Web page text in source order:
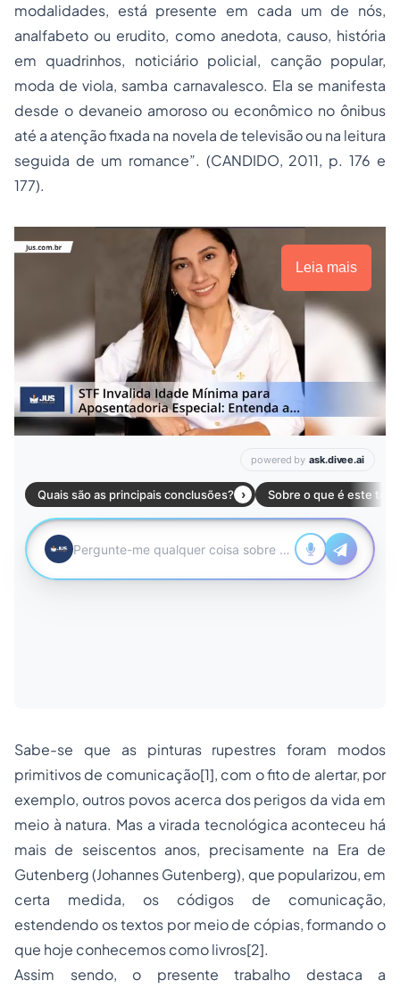
modalidades, está presente em cada um de nós,
analfabeto ou erudito, como anedota, causo, história
em quadrinhos, noticiário policial, canção popular,
moda de viola, samba carnavalesco. Ela se manifesta
desde o devaneio amoroso ou econômico no ônibus
até a atenção fixada na novela de televisão ou na leitura
seguida de um romance”. (CANDIDO, 2011, p. 176 e
177).
Leia mais
Sabe-se que as pinturas rupestres foram modos
primitivos de comunicação[1], com o fito de alertar, por
exemplo, outros povos acerca dos perigos da vida em
meio à natura. Mas a virada tecnológica aconteceu há
mais de seiscentos anos, precisamente na Era de
Gutenberg (Johannes Gutenberg), que popularizou, em
certa medida, os códigos de comunicação,
estendendo os textos por meio de cópias, formando o
que hoje conhecemos como livros[2].
Assim sendo, o presente trabalho destaca a